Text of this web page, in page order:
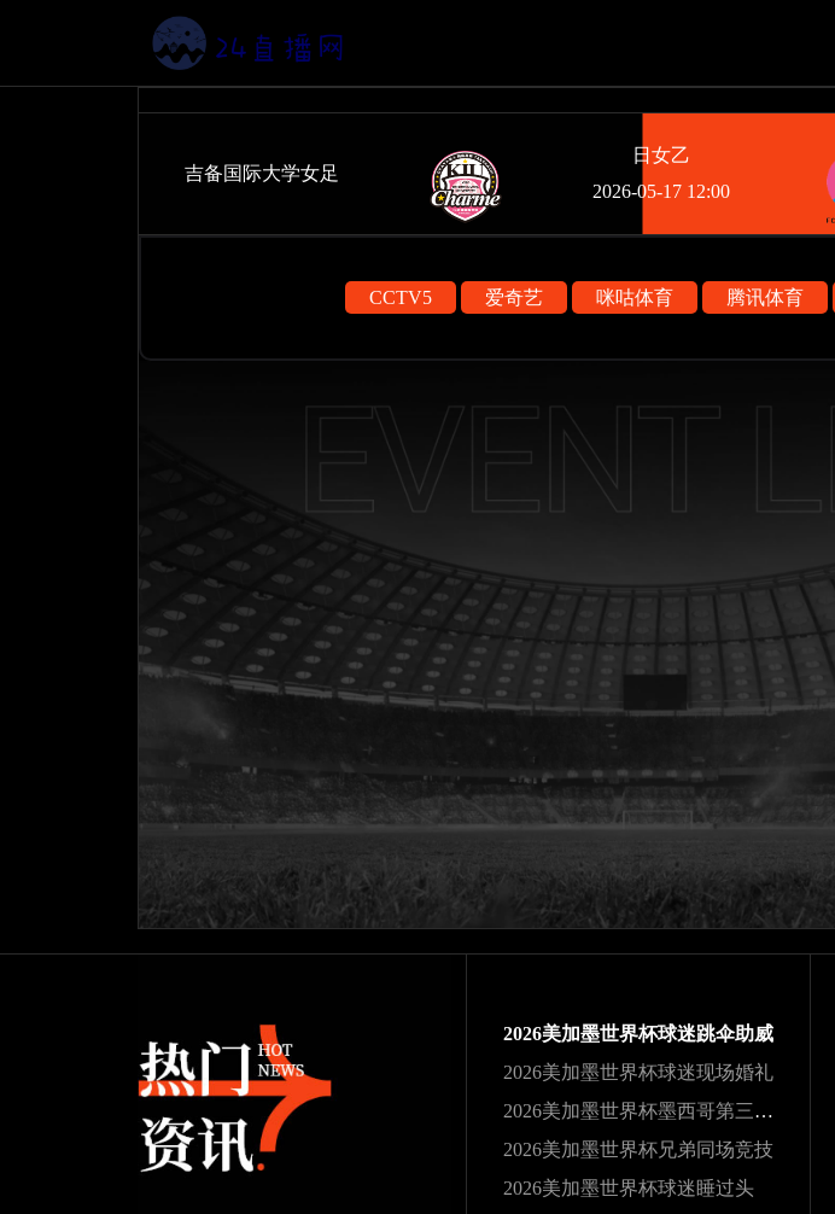
吉备国际大学女足
日女乙
2026-05-17 12:00
CCTV5 爱奇艺 咪咕体育 腾讯体育
2026美加墨世界杯球迷跳伞助威
2026美加墨世界杯球迷现场婚礼
2026美加墨世界杯墨西哥第三次办赛
2026美加墨世界杯兄弟同场竞技
2026美加墨世界杯球迷睡过头